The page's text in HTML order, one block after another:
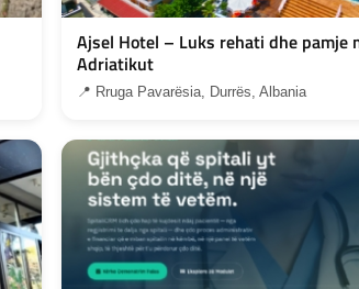
Ajsel Hotel – Luks rehati dhe pamje
Adriatikut
📍 Rruga Pavarësia, Durrës, Albania